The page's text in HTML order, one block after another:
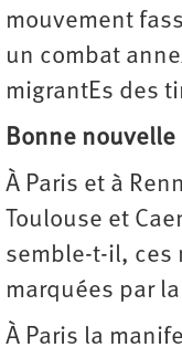
mouvement
un combat
migrantEs des
Bonne nouvelle
À Paris et à
Toulouse et
semble-t-il, ces
marquées par
À Paris la